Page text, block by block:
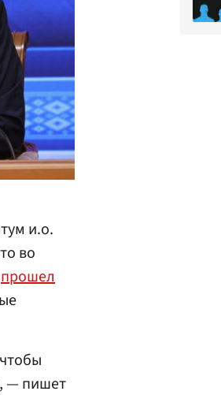
и.о.
во
прошел
— пишет